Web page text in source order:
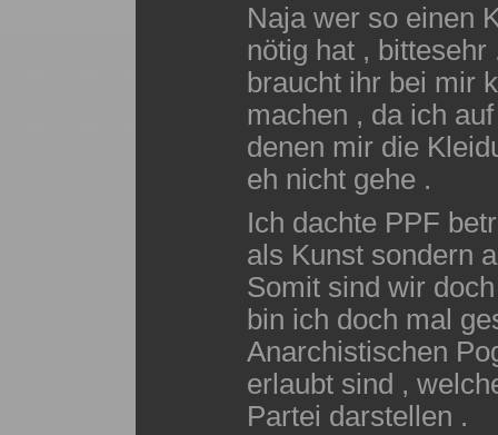
Naja wer so einen
nötig hat ,
braucht ihr bei mir
machen , da ich
denen mir die
eh nicht gehe .
Ich dachte PPF
als Kunst sondern
Somit sind wir
bin ich doch mal
Anarchistischen
erlaubt sind ,
Partei darstellen .